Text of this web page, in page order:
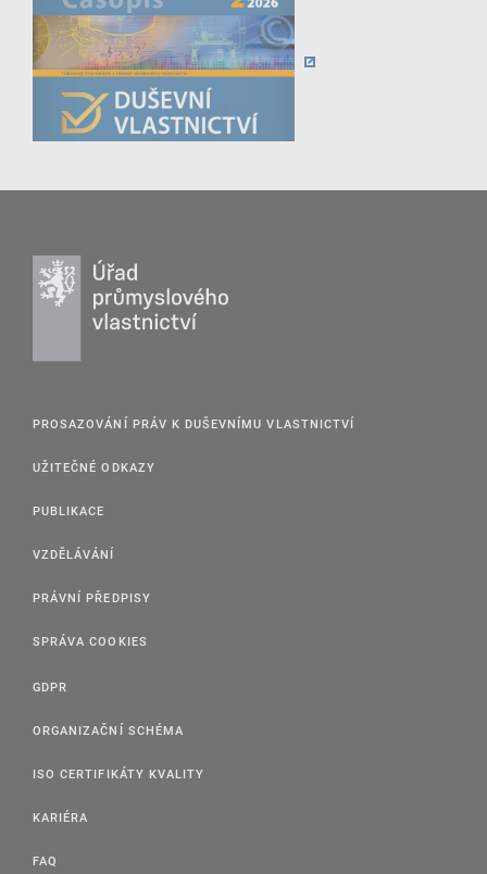
PROSAZOVÁNÍ PRÁV K DUŠEVNÍMU VLASTNICTVÍ
UŽITEČNÉ ODKAZY
PUBLIKACE
VZDĚLÁVÁNÍ
PRÁVNÍ PŘEDPISY
SPRÁVA COOKIES
GDPR
ORGANIZAČNÍ SCHÉMA
ISO CERTIFIKÁTY KVALITY
KARIÉRA
FAQ